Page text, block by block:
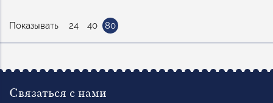
Показывать 24 40 80
Связаться с нами